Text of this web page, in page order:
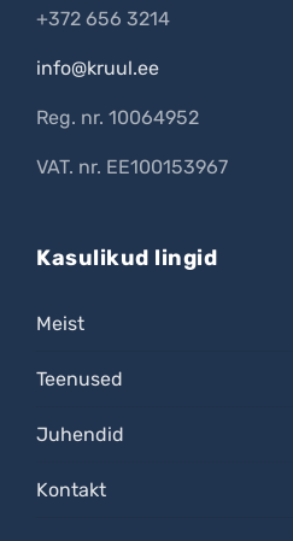
+372 656 3214
info@kruul.ee
Reg. nr. 10064952
VAT. nr. EE100153967
Kasulikud lingid
Meist
Teenused
Juhendid
Kontakt